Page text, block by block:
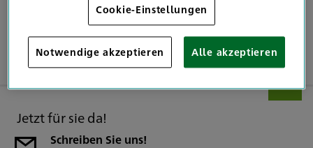
Vermittlerimpressum
Nachhaltigkeitsinformation
Jetzt für sie da!
Schreiben Sie uns!
Cookie-Einstellungen
Notwendige akzeptieren Alle akzeptieren